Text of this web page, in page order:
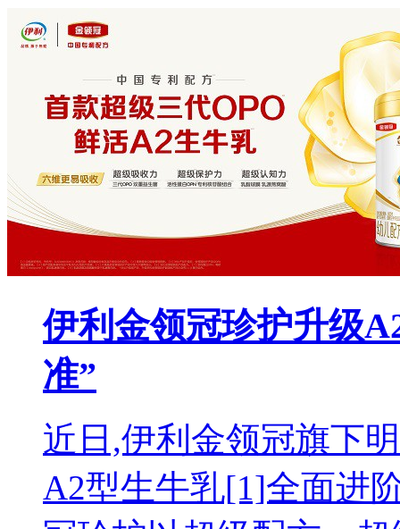
伊利金领冠珍护升级
准”
近日,伊利金领冠旗下
A2型生牛乳[1]全面进